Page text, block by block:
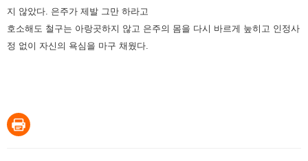
지 않았다. 은주가 제발 그만 하라고
호소해도 철구는 아랑곳하지 않고 은주의 몸을 다시 바르게 눞히고 인정사
정 없이 자신의 욕심을 마구 채웠다.